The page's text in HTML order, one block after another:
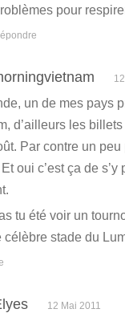
pour
un de mes pays
d’ailleurs les
Par contre un
oui c’est ça de
tu été voir un
célèbre stade du
12 Mai 2011